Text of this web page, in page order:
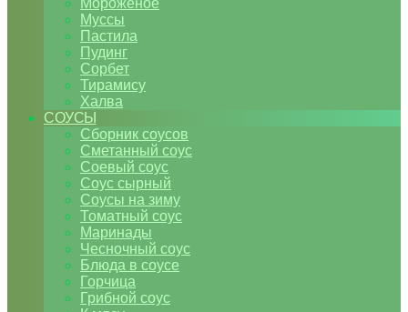
Мороженое
Муссы
Пастила
Пудинг
Сорбет
Тирамису
Халва
СОУСЫ
Сборник соусов
Сметанный соус
Соевый соус
Соус сырный
Соусы на зиму
Томатный соус
Маринады
Чесночный соус
Блюда в соусе
Горчица
Грибной соус